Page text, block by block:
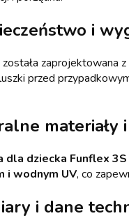
i
zaprojektowana
przed
materiały
dla dziecka Funflex 3S
i wodnym UV, co
i dane